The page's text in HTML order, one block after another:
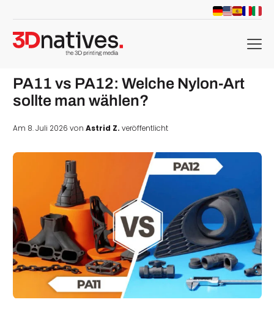
menu
PA11 vs PA12: Welche Nylon-Art
sollte man wählen?
Am 8. Juli 2026 von Astrid Z. veröffentlicht